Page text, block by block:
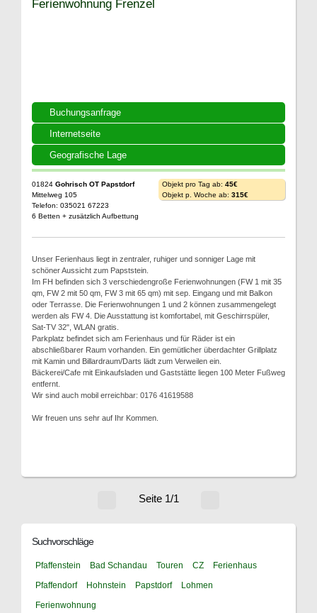
Buchungsanfrage
Internetseite
Geografische Lage
Ferienwohnung Frenzel
01824 Gohrisch OT Papstdorf
Mittelweg 105
Telefon: 035021 67223
6 Betten + zusätzlich Aufbettung
Objekt pro Tag ab: 45€
Objekt p. Woche ab: 315€
Unser Ferienhaus liegt in zentraler, ruhiger und sonniger Lage mit
schöner Aussicht zum Papststein.
Im FH befinden sich 3 verschiedengroße Ferienwohnungen (FW 1 mit 35
qm, FW 2 mit 50 qm, FW 3 mit 65 qm) mit sep. Eingang und mit Balkon
oder Terrasse. Die Ferienwohnungen 1 und 2 können zusammengelegt
werden als FW 4. Die Ausstattung ist komfortabel, mit Geschirrspüler,
Sat-TV 32", WLAN gratis.
Parkplatz befindet sich am Ferienhaus und für Räder ist ein
abschließbarer Raum vorhanden. Ein gemütlicher überdachter Grillplatz
mit Kamin und Billardraum/Darts lädt zum Verweilen ein.
Bäckerei/Cafe mit Einkaufsladen und Gaststätte liegen 100 Meter Fußweg
entfernt.
Wir sind auch mobil erreichbar: 0176 41619588
Wir freuen uns sehr auf Ihr Kommen.
Seite 1/1
Suchvorschläge
Pfaffenstein Bad Schandau Touren CZ
Ferienhaus
Pfaffendorf
Hohnstein Papstdorf
Lohmen
Ferienwohnung